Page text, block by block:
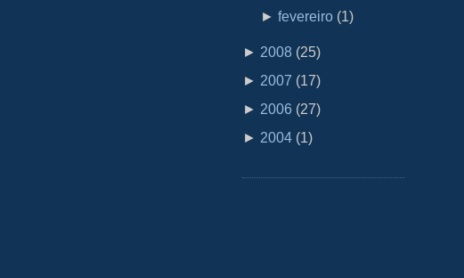
► fevereiro(1)
► 2008 (25)
► 2007 (17)
► 2006 (27)
► 2004 (1)